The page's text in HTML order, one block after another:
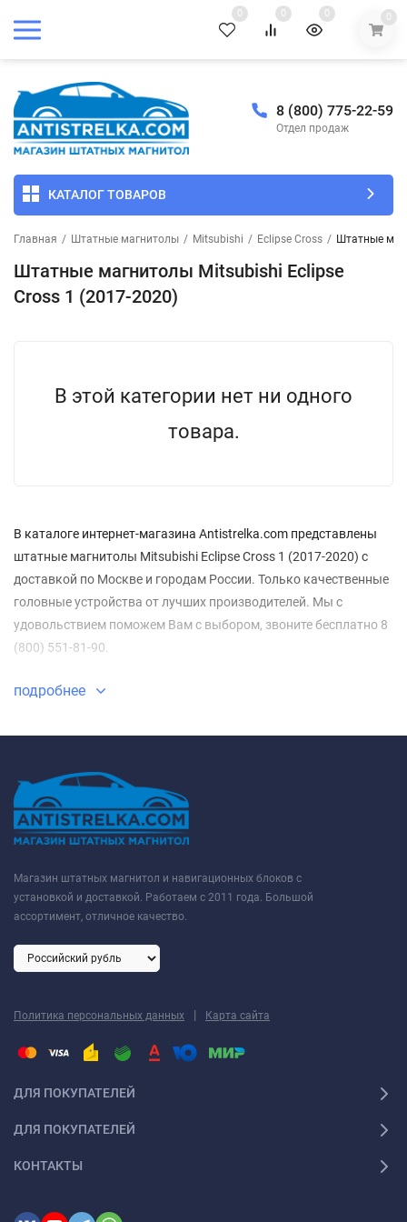
0 0 0 0
8 (800) 775-22-59
Отдел продаж
КАТАЛОГ ТОВАРОВ
Главная / Штатные магнитолы / Mitsubishi / Eclipse Cross / Штатные
Штатные магнитолы Mitsubishi Eclipse
Cross 1 (2017-2020)
В этой категории нет ни одного
товара.
В каталоге интернет-магазина Antistrelka.com представлены
штатные магнитолы Mitsubishi Eclipse Cross 1 (2017-2020) с
доставкой по Москве и городам России. Только качественные
головные устройства от лучших производителей. Мы с
удовольствием поможем Вам с выбором, звоните бесплатно 8
(800) 551-81-90.
подробнее
Магазин штатных магнитол и навигационных блоков с
установкой и доставкой. Работаем с 2011 года. Большой
ассортимент, отличное качество.
Политика персональных данных | Карта сайта
ДЛЯ ПОКУПАТЕЛЕЙ
ДЛЯ ПОКУПАТЕЛЕЙ
КОНТАКТЫ